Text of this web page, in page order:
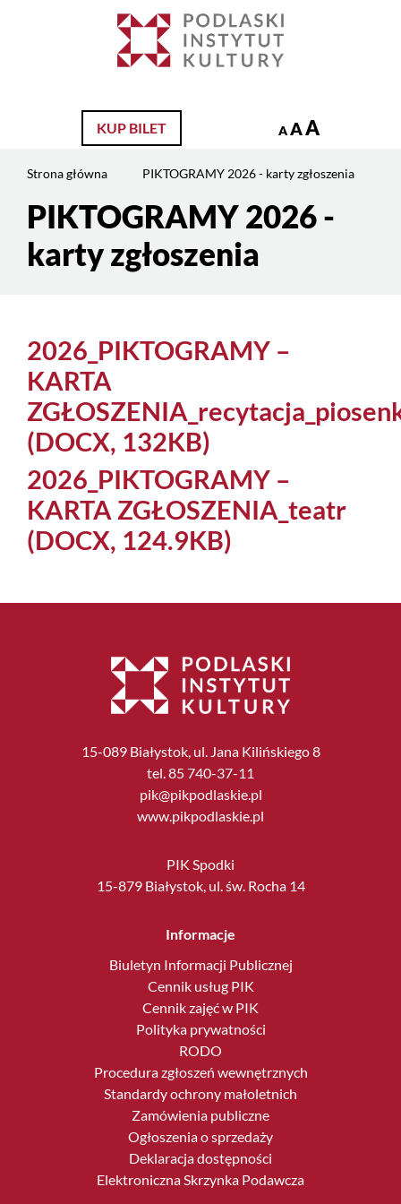
KUP BILET A AA
Strona główna PIKTOGRAMY 2026 - karty zgłoszenia
Treść
stronyPIKTOGRAMY 2026 -
karty zgłoszenia
2026_PIKTOGRAMY –
KARTA
(DOCX, 132KB)
2026_PIKTOGRAMY –
KARTA ZGŁOSZENIA_teatr
(DOCX, 124.9KB)
15-089 Białystok, ul. Jana Kilińskiego 8
tel. 85 740-37-11
pik@pikpodlaskie.pl
www.pikpodlaskie.pl
PIK Spodki
15-879 Białystok, ul. św. Rocha 14
Informacje
Biuletyn Informacji Publicznej
Cennik usług PIK
Cennik zajęć w PIK
Polityka prywatności
RODO
Procedura zgłoszeń wewnętrznych
Standardy ochrony małoletnich
Zamówienia publiczne
Ogłoszenia o sprzedaży
Deklaracja dostępności
Elektroniczna Skrzynka Podawcza